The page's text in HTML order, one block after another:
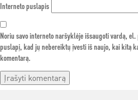
Interneto puslapis
Noriu savo interneto naršyklėje išsaugoti vardą,
puslapį, kad jų nebereiktų įvesti iš naujo, kai kitą
komentarą.